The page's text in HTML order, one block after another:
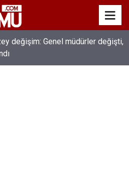
değişim: Genel müdürler değişti,